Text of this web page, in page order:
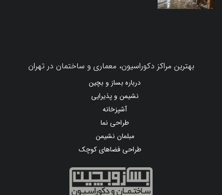
بهترین مراکز دکوراسیون، معماری و ساختمان در تهران
درباره بساز و بچین
نشیمن و پذیرایی
آشپزخانه
طراحی نما
مبلمان نشیمن
طراحی فضاهای کوچک